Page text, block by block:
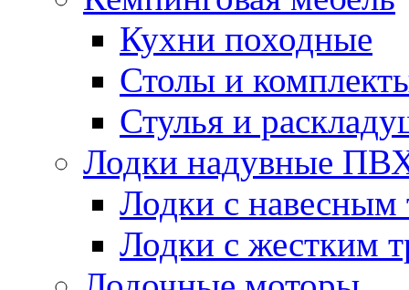
Кухни походные
Столы и
Стулья и
Лодки надувные
Лодки с навесным
Лодки с жестким